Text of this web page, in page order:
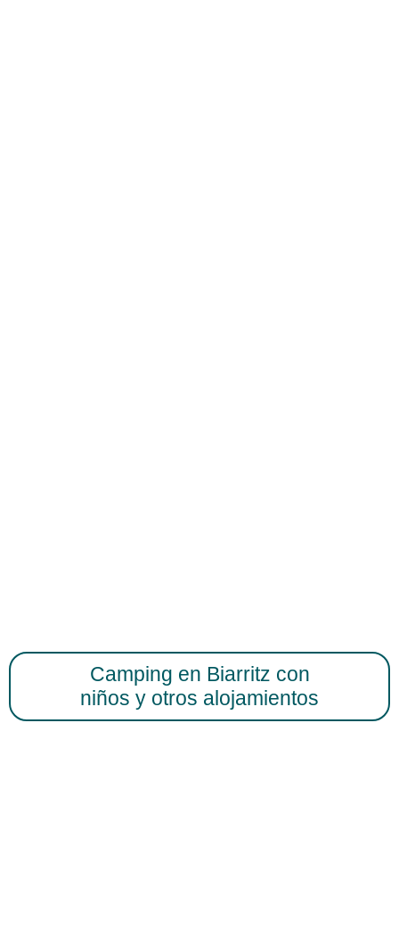
Camping en Biarritz con
niños y otros alojamientos